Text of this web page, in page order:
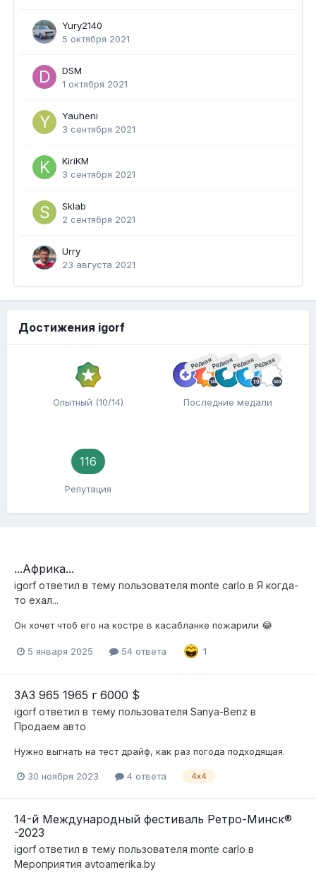
Yury2140
5 октября 2021
DSM
1 октября 2021
Yauheni
3 сентября 2021
KiriKM
3 сентября 2021
Sklab
2 сентября 2021
Urry
23 августа 2021
Достижения igorf
Опытный (10/14)
РедкаяРедкаяРедкаяРедкая
Последние медали
116
Репутация
...Африка...
igorf ответил в тему пользователя monte carlo в Я когда-
то ехал...
Он хочет чтоб его на костре в касабланке пожарили 😂
5 января 2025 54 ответа 1
ЗАЗ 965 1965 г 6000 $
igorf ответил в тему пользователя Sanya-Benz в
Продаем авто
Нужно выгнать на тест драйф, как раз погода подходящая.
30 ноября 2023 4 ответа 4х4
14-й Международный фестиваль Ретро-Минск®
-2023
igorf ответил в тему пользователя monte carlo в
Мероприятия avtoamerika.by